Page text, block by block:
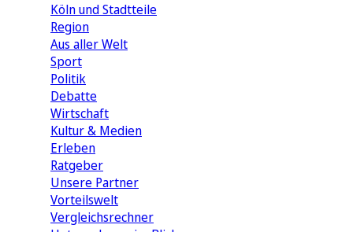
Köln und Stadtteile
Region
Aus aller Welt
Sport
Politik
Debatte
Wirtschaft
Kultur & Medien
Erleben
Ratgeber
Unsere Partner
Vorteilswelt
Vergleichsrechner